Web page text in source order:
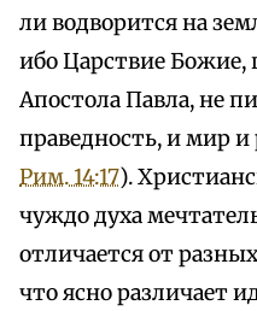
ли водворится на
ибо Царствие Божие,
Апостола Павла, не
праведность, и мир и
Рим. 14:17).
чуждо духа
отличается от
что ясно различает